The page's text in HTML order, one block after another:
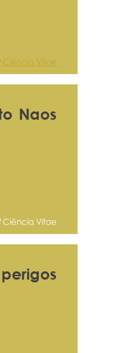
Ciência Vitae
Naos
Ciência Vitae